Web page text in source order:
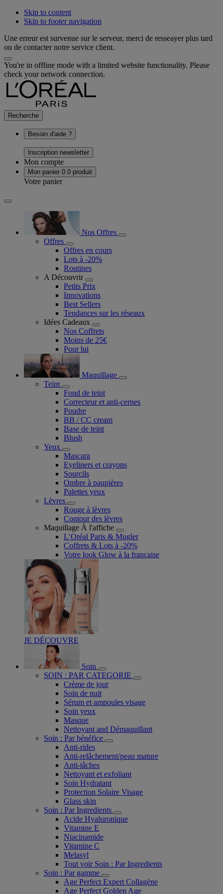
Skip to content
Skip to footer navigation
Une erreur est survenue sur le serveur, merci de resseayer plus tard
ou de contacter notre service client.
You're in offline mode with a limited website functionality. Please
check your network connection.
Recherche
Besoin d'aide ?
Inscription newsletter
Mon compte
Mon panier 0 0 produit
Votre panier
Nos Offres
Offres
Offres en cours
Lots à -20%
Routines
A Découvrir
Petits Prix
Innovations
Best Sellers
Tendances sur les réseaux
Idées Cadeaux
Nos Coffrets
Moins de 25€
Pour lui
Maquillage
Teint
Fond de teint
Correcteur et anti-cernes
Poudre
BB / CC cream
Base de teint
Blush
Yeux
Mascara
Eyeliners et crayons
Sourcils
Ombre à paupières
Palettes yeux
Lèvres
Rouge à lèvres
Contour des lèvres
Maquillage À l'affiche
L’Oréal Paris & Mugler
Coffrets & Lots à -20%
Votre look Glow à la française
JE DÉCOUVRE
Soin
SOIN : PAR CATEGORIE
Crème de jour
Soin de nuit
Sérum et ampoules visage
Soin yeux
Masque
Nettoyant and Démaquillant
Soin : Par bénéfice
Anti-rides
Anti-relâchement/peau mature
Anti-tâches
Nettoyant et exfoliant
Soin Hydratant
Protection Solaire Visage
Glass skin
Soin : Par Ingredients
Acide Hyaluronique
Vitamine E
Niacinamide
Vitamine C
Melasyl
Tout voir Soin : Par Ingredients
Soin : Par gamme
Age Perfect Expert Collagène
Age Perfect Golden Age